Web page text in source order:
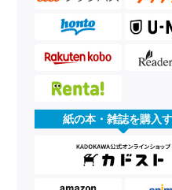
紙の本・雑誌を購入